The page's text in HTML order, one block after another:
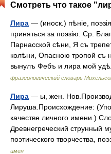
Смотреть что такое
Лира — (иноск.) пѣніе,
приняться за поэзію. Ср.
Парнасской сѣни, Я съ
колѣни, Опасною тропой съ
вынулъ Фебъ и лира мой
фразеологический словарь
Лира — ы, жен.
Лируша.Происхождение:
качестве личного имени.)
Древнегреческий струнный
поэтического творчества,
имен